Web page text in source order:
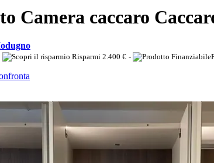
Camera caccaro
Risparmi 2.400 € -